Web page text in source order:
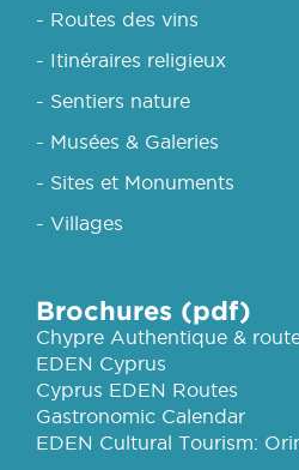
- Routes des vins
- Itinéraires religieux
- Sentiers nature
- Musées & Galeries
- Sites et Monuments
- Villages
Brochures (pdf)
Chypre Authentique &
EDEN Cyprus
Cyprus EDEN Routes
Gastronomic Calendar
EDEN Cultural Tourism: